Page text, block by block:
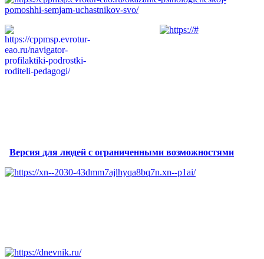
Версия для людей с ограниченными возможностями